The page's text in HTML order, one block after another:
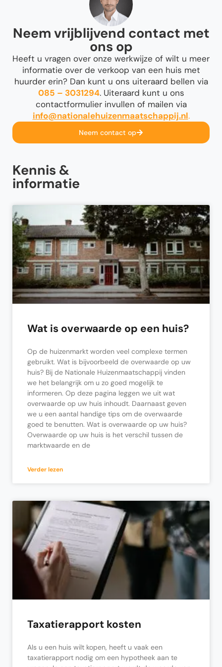
afstand een concrete berekening maken.
Vraag vrijblijvend een bod aan
Neem vrijblijvend contact met
ons op
Heeft u vragen over onze werkwijze of wilt u meer
informatie over de verkoop van een huis met
huurder erin? Dan kunt u ons uiteraard bellen via
085 – 3031294. Uiteraard kunt u ons
contactformulier invullen of mailen via
info@nationalehuizenmaatschappij.nl.
Neem contact op
Kennis &
informatie
Wat is overwaarde op een huis?
Op de huizenmarkt worden veel complexe termen
gebruikt. Wat is bijvoorbeeld de overwaarde op uw
huis? Bij de Nationale Huizenmaatschappij vinden
we het belangrijk om u zo goed mogelijk te
informeren. Op deze pagina leggen we uit wat
overwaarde op uw huis inhoudt. Daarnaast geven
we u een aantal handige tips om de overwaarde
goed te benutten. Wat is overwaarde op uw huis?
Overwaarde op uw huis is het verschil tussen de
marktwaarde en de
Verder lezen
Taxatierapport kosten
Als u een huis wilt kopen, heeft u vaak een
taxatierapport nodig om een hypotheek aan te